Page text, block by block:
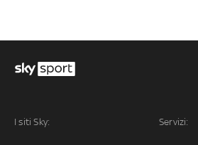
I siti Sky: Servizi: